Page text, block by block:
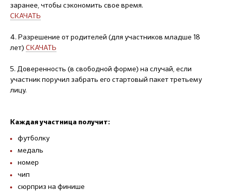
заранее, чтобы сэкономить свое время.
СКАЧАТЬ
4. Разрешение от родителей (для участников младше 18
лет) СКАЧАТЬ
5. Доверенность (в свободной форме) на случай, если
участник поручил забрать его стартовый пакет третьему
лицу.
Каждая участница получит:
футболку
медаль
номер
чип
сюрприз на финише